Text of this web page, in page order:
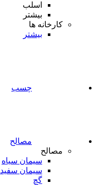
اسلب
بیشتر
کارخانه ها
بیشتر
چسب
مصالح
مصالح
سیمان سیاه
سیمان سفید
گچ